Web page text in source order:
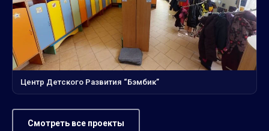
Центр Детского Развития “Бэмбик”
Смотреть все проекты